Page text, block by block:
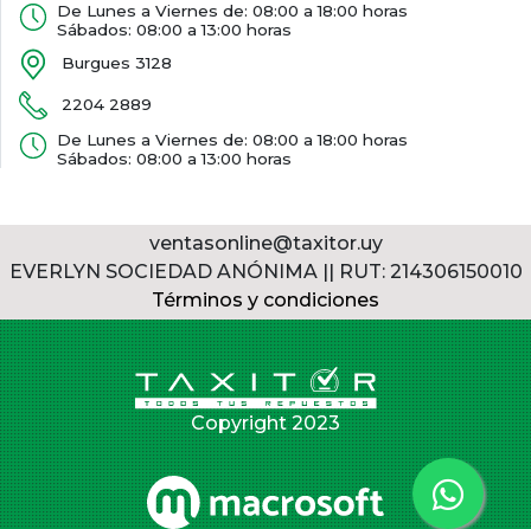
De Lunes a Viernes de: 08:00 a 18:00 horas
Sábados: 08:00 a 13:00 horas
Burgues 3128
2204 2889
De Lunes a Viernes de: 08:00 a 18:00 horas
Sábados: 08:00 a 13:00 horas
ventasonline@taxitor.uy
EVERLYN SOCIEDAD ANÓNIMA || RUT: 214306150010
Términos y condiciones
Copyright 2023